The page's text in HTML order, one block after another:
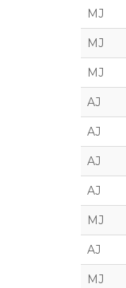
MJ
MJ
MJ
AJ
AJ
AJ
AJ
MJ
AJ
MJ